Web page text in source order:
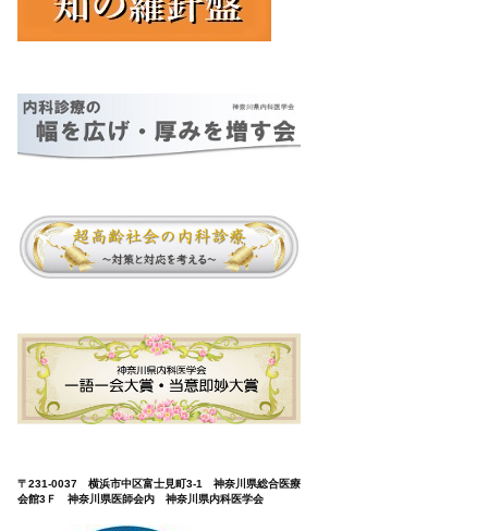
〒231-0037 横浜市中区富士見町3-1 神奈川県総合医療
会館3Ｆ 神奈川県医師会内 神奈川県内科医学会